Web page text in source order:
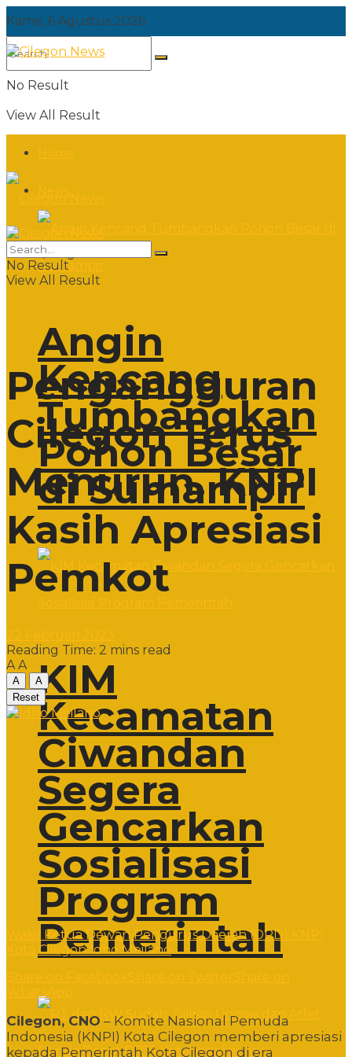
Kamis, 6 Agustus 2026
No Result
View All Result
Angin
Kencang
Tumbangkan
Pohon Besar
di Sumampir
KIM
Kecamatan
Ciwandan
Segera
Gencarkan
Sosialisasi
Program
Pemerintah
Kamis, 6 Agustus 2026
No Result
View All Result
Pengangguran
Cilegon Terus
Menurun, KNPI
Kasih Apresiasi
Pemkot
Reading Time: 2 mins read
A A
A
A
Reset
Wakil Ketua Dewan Pengurus Daerah (DPD) KNPI
Kota Cilegon Idho Meilano
WhatsApp
Cilegon, CNO – Komite Nasional Pemuda
Indonesia (KNPI) Kota Cilegon memberi apresiasi
kepada Pemerintah Kota Cilegon di era